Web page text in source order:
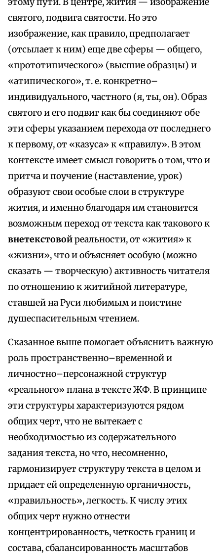
святого, подвига святости. Но это
изображение, как правило, предполагает
(отсылает к ним) еще две сферы — общего,
«прототипического» (высшие образцы) и
«атипического», т. е. конкретно–
индивидуального, частного (я, ты, он). Образ
святого и его подвиг как бы соединяют обе
эти сферы указанием перехода от последнего
к первому, от «казуса» к «правилу». В этом
контексте имеет смысл говорить о том, что и
притча и поучение (наставление, урок)
образуют свои особые слои в структуре
жития, и именно благодаря им становится
возможным переход от текста как такового к
внетекстовойреальности, от «жития» к
«жизни», что и объясняет особую (можно
сказать — творческую) активность читателя
по отношению к житийной литературе,
ставшей на Руси любимым и поистине
душеспасительным чтением.
Сказанное выше помогает объяснить важную
роль пространственно–временной и
личностно–персонажной структур
«реального» плана в тексте ЖФ. В принципе
эти структуры характеризуются рядом
общих черт, что не вытекает с
необходимостью из содержательного
задания текста, но что, несомненно,
гармонизирует структуру текста в целом и
придает ей определенную органичность,
«правильность», легкость. К числу этих
общих черт нужно отнести
концентрированность, четкость границ и
состава, сбалансированность масштабов